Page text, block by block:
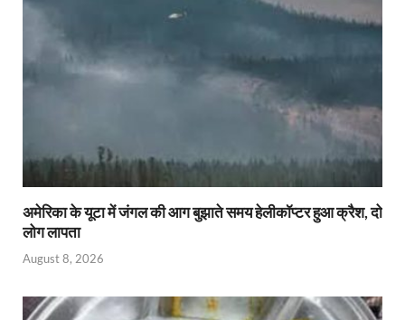
अमेरिका के यूटा में जंगल की आग बुझाते समय हेलीकॉप्टर हुआ क्रैश, दो
लोग लापता
August 8, 2026